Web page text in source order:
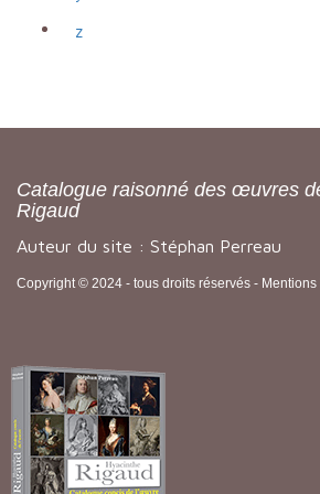
z
Catalogue raisonné des œuvres
Rigaud
Auteur du site : Stéphan Perreau
Copyright © 2024 - tous droits réservés -